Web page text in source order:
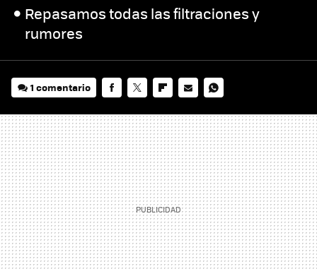
Repasamos todas las filtraciones y
rumores
1 comentario
MAIL